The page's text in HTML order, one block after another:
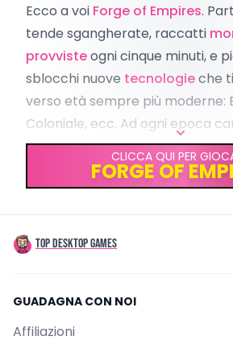
BrowserAndroid iOSWindowsMacOS
GENERI
City Builder
Free-to-Play MMO Strategy
MultigiocatoreBase-Building
Ecco a voi Forge of Empires.
tende sgangherate, raccatti
provvisteogni cinque minuti, e
sblocchi nuove tecnologieche
verso età sempre più moderne:
Coloniale, ecc. Ad ogni epoca
albero tecnologico,esercitoe
modo in cui impazzisci per
nella tua città.
BENVENUTO NELL’ETÀ DELLA
PRIMI CLICK DA CAVERNICOLO
falò disegnato da uno stagista
della Pietra pura. Il mio scopo?
CLICCA QUI PER
FORGE OF
TOP DESKTOP GAMES
GUADAGNA CON NOI
Affiliazioni